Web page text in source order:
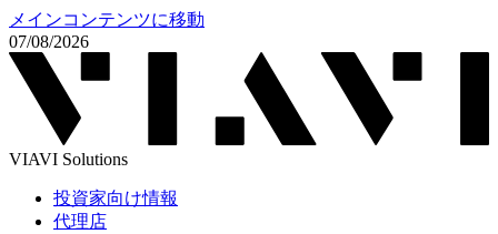
メインコンテンツに移動
07/08/2026
VIAVI Solutions
投資家向け情報
代理店